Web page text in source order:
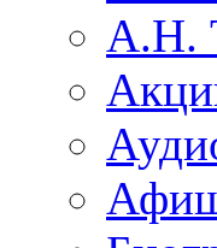
А.Н.